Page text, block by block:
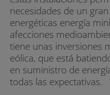
necesidades de un
energéticas energía
afecciones
tiene unas inversiones
eólica, que está
en suministro de
todas las expectativas.